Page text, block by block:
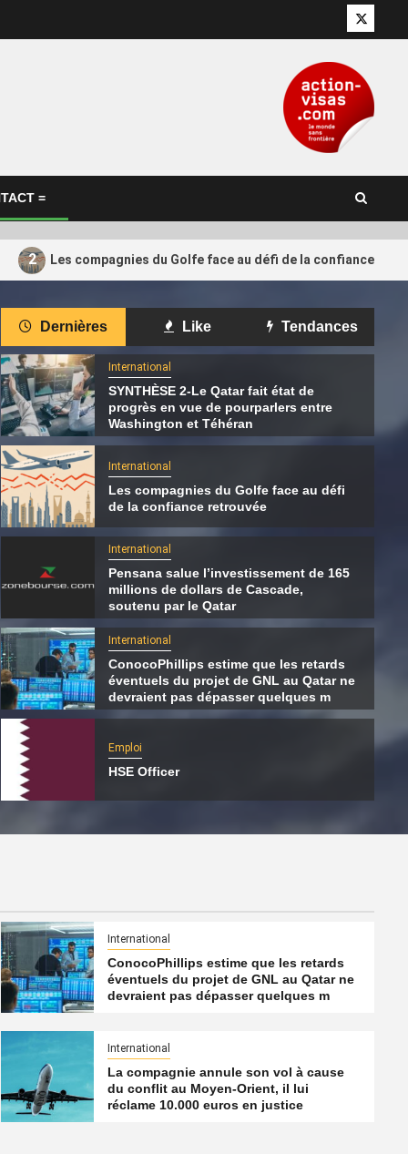
Twitter
=
2 Les compagnies du Golfe face au défi de la confiance
les
de GNL
dépasser
4
International
Pensana salue l’investissement de
165 millions de dollars de Cascade,
soutenu par le Qatar
compagnies du Golfe face au défi de la
retrouvée
7 août 2026 Qatarien
Dernières Like Tendances
International
SYNTHÈSE 2-Le Qatar fait état de
progrès en vue de pourparlers entre
Washington et Téhéran
International
Les compagnies du Golfe face au défi
de la confiance retrouvée
International
Pensana salue l’investissement de 165
millions de dollars de Cascade,
soutenu par le Qatar
International
ConocoPhillips estime que les retards
éventuels du projet de GNL au Qatar ne
devraient pas dépasser quelques m
Emploi
HSE Officer
International
ConocoPhillips estime que les retards
éventuels du projet de GNL au Qatar ne
devraient pas dépasser quelques m
International
La compagnie annule son vol à cause
du conflit au Moyen-Orient, il lui
réclame 10.000 euros en justice